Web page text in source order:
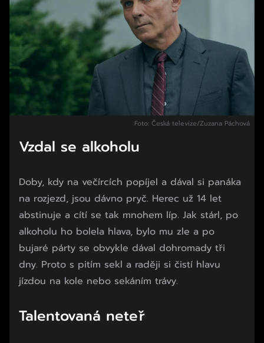
Foto: Česká televize/Zuzana Páchová
Vzdal se alkoholu
Doby, kdy na večírcích popíjel a dával si panáka
na rozjezd, jsou dávno pryč. Herec už 14 let
abstinuje a cítí se tak mnohem líp. Jak stárl, po
alkoholu ho bolela hlava, bylo mu zle a po
bujaré párty se obvykle dával dohromady tři
dny. Proto s pitím sekl a raději si čistí hlavu
jízdou na kole nebo sekáním trávy.
Talentovaná neteř